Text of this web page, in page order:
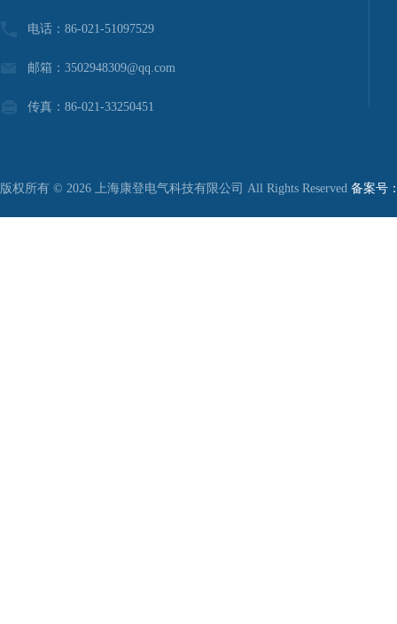
电话：86-021-51097529
邮箱：3502948309@qq.com
传真：86-021-33250451
版权所有 © 2026 上海康登电气科技有限公司 All Rights Reserved 备案号